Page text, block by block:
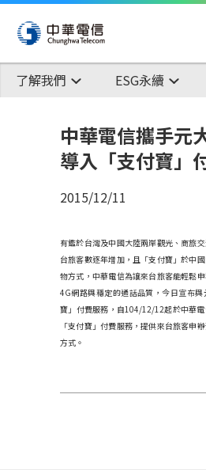
了解我們 ESG永續
中華電信攜手元
導入「支付寶」
2015/12/11
有鑑於台灣及中國大陸兩岸觀光、商旅
台旅客數逐年增加，且「支付寶」於中
物方式，中華電信為讓來台旅客能輕鬆
4G網路與穩定的通話品質，今日宣布
寶」付費服務，自104/12/12起於中華
「支付寶」付費服務，提供來台旅客申
方式。